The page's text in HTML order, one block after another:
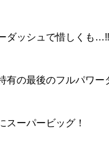
ダッシュで惜しくも…‼︎
有の最後のフルパワー
スーパービッグ！